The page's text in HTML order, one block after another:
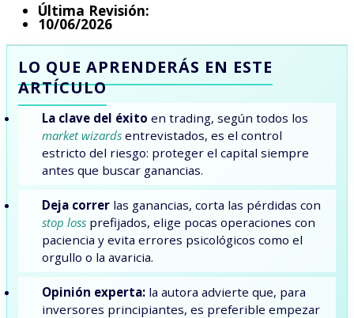
Última Revisión:
10/06/2026
LO QUE APRENDERÁS EN ESTE
ARTÍCULO
La clave del éxito en trading, según todos los
market wizards entrevistados, es el control
estricto del riesgo: proteger el capital siempre
antes que buscar ganancias.
Deja correr las ganancias, corta las pérdidas con
stop loss prefijados, elige pocas operaciones con
paciencia y evita errores psicológicos como el
orgullo o la avaricia.
Opinión experta: la autora advierte que, para
inversores principiantes, es preferible empezar